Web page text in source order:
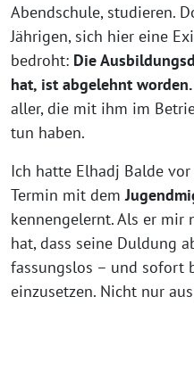
Abendschule, studieren.
Jährigen, sich hier eine
bedroht: Die
hat, ist abgelehnt worden.
aller, die mit ihm im
tun haben.
Ich hatte Elhadj Balde
Termin mit dem
kennengelernt. Als er mir
hat, dass seine Duldung
fassungslos – und sofort
einzusetzen. Nicht nur